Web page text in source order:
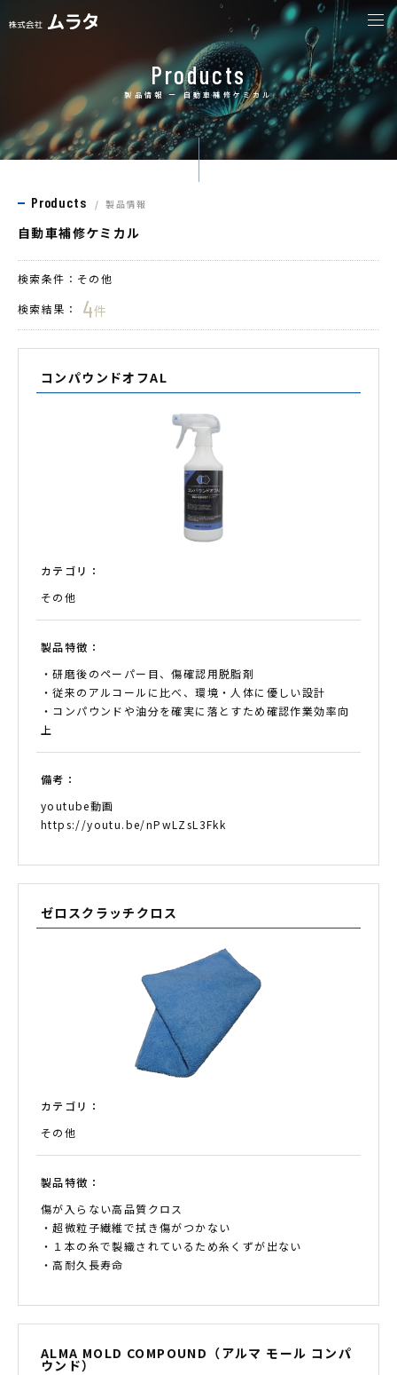
Products
製品情報 ー 自動車補修ケミカル
Products 製品情報
自動車補修ケミカル
検索条件： その他
検索結果：
4件
コンパウンドオフAL
カテゴリ：
その他
製品特徴：
・研磨後のペーパー目、傷確認用脱脂剤
・従来のアルコールに比べ、環境・人体に優しい設計
・コンパウンドや油分を確実に落とすため確認作業効率向
上
備考：
youtube動画
https://youtu.be/nPwLZsL3Fkk
ゼロスクラッチクロス
カテゴリ：
その他
製品特徴：
傷が入らない高品質クロス
・超微粒子繊維で拭き傷がつかない
・１本の糸で製織されているため糸くずが出ない
・高耐久長寿命
ALMA MOLD COMPOUND（アルマ モール コンパ
ウンド）